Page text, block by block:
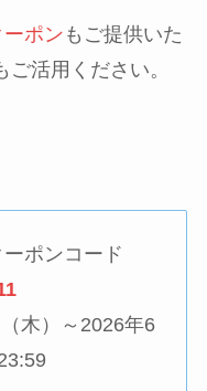
ポン もご提供いた
活用ください。
ポンコード
木）～2026年6